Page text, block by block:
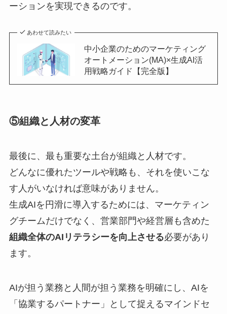
ーションを実現できるのです。
あわせて読みたい
中小企業のためのマーケティング
オートメーション(MA)×生成AI活
用戦略ガイド【完全版】
⑤組織と人材の変革
最後に、最も重要な土台が組織と人材です。
どんなに優れたツールや戦略も、それを使いこな
す人がいなければ意味がありません。
生成AIを円滑に導入するためには、マーケティン
グチームだけでなく、営業部門や経営層も含めた
組織全体のAIリテラシーを向上させる必要があり
ます。
AIが担う業務と人間が担う業務を明確にし、AIを
「協業するパートナー」として捉えるマインドセ